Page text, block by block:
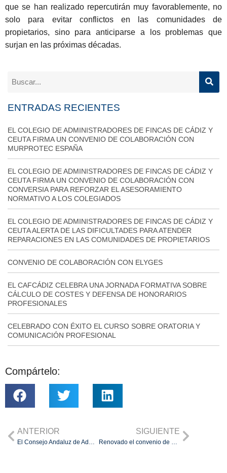
que se han realizado repercutirán muy favorablemente, no
solo para evitar conflictos en las comunidades de
propietarios, sino para anticiparse a los problemas que
surjan en las próximas décadas.
ENTRADAS RECIENTES
EL COLEGIO DE ADMINISTRADORES DE FINCAS DE CÁDIZ Y
CEUTA FIRMA UN CONVENIO DE COLABORACIÓN CON
MURPROTEC ESPAÑA
EL COLEGIO DE ADMINISTRADORES DE FINCAS DE CÁDIZ Y
CEUTA FIRMA UN CONVENIO DE COLABORACIÓN CON
CONVERSIA PARA REFORZAR EL ASESORAMIENTO
NORMATIVO A LOS COLEGIADOS
EL COLEGIO DE ADMINISTRADORES DE FINCAS DE CÁDIZ Y
CEUTA ALERTA DE LAS DIFICULTADES PARA ATENDER
REPARACIONES EN LAS COMUNIDADES DE PROPIETARIOS
CONVENIO DE COLABORACIÓN CON ELYGES
EL CAFCÁDIZ CELEBRA UNA JORNADA FORMATIVA SOBRE
CÁLCULO DE COSTES Y DEFENSA DE HONORARIOS
PROFESIONALES
CELEBRADO CON ÉXITO EL CURSO SOBRE ORATORIA Y
COMUNICACIÓN PROFESIONAL
Compártelo:
ANTERIOR SIGUIENTE